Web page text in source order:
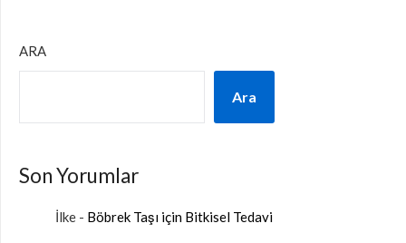
ARA
Ara
Son Yorumlar
İlke - Böbrek Taşı için Bitkisel Tedavi